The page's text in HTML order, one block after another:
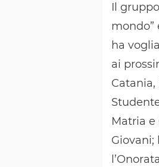
Il gruppo
mondo”
ha
ai
Matria
Giovani;